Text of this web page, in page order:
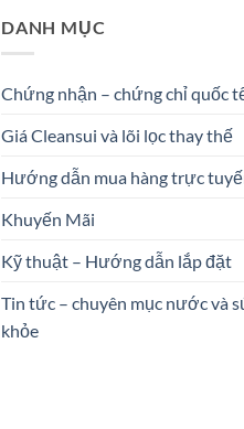
DANH MỤC
Chứng nhận – chứng chỉ quốc
Giá Cleansui và lõi lọc thay thế
Hướng dẫn mua hàng trực
Khuyến Mãi
Kỹ thuật – Hướng dẫn lắp đặt
Tin tức – chuyên mục nước và
khỏe